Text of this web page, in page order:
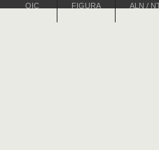
OIC FIGURA ALN /